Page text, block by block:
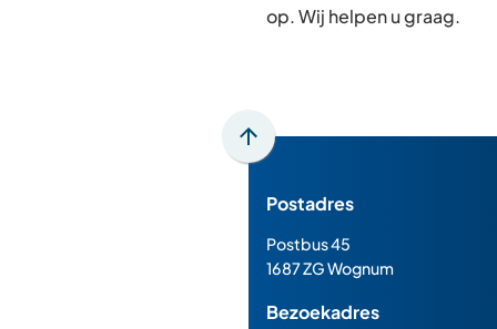
op. Wij helpen u graag.
Scroll
boven
het
van
Postadres
Postbus 45
1687 ZG Wognum
Bezoekadres